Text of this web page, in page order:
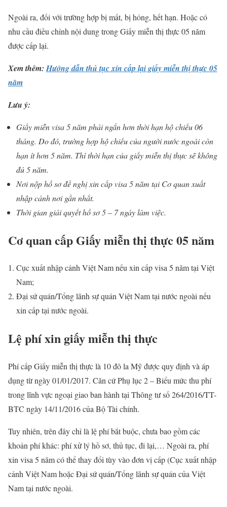
Ngoài ra, đối với trường hợp bị mất, bị hỏng, hết hạn. Hoặc có
nhu cầu điều chỉnh nội dung trong Giấy miễn thị thực 05 năm
được cấp lại.
Xem thêm:Hướng dẫn thủ tục xin cấp lại giấy miễn thị thực 05
năm
Lưu ý:
Giấy miễn visa 5 năm phải ngắn hơn thời hạn hộ chiếu 06
tháng. Do đó, trường hợp hộ chiếu của người nước ngoài còn
hạn ít hơn 5 năm. Thì thời hạn của giấy miễn thị thực sẽ không
đủ 5 năm.
Nơi nộp hồ sơ đề nghị xin cấp visa 5 năm tại Cơ quan xuất
nhập cảnh nơi gần nhất.
Thời gian giải quyết hồ sơ 5 – 7 ngày làm việc.
Cơ quan cấp Giấy miễn thị thực 05 năm
Cục xuất nhập cảnh Việt Nam nếu xin cấp visa 5 năm tại Việt
Nam;
Đại sứ quán/Tổng lãnh sự quán Việt Nam tại nước ngoài nếu
xin cấp tại nước ngoài.
Lệ phí xin giấy miễn thị thực
Phí cấp Giấy miễn thị thực là 10 đô la Mỹ được quy định và áp
dụng từ ngày 01/01/2017. Căn cứ Phụ lục 2 – Biểu mức thu phí
trong lĩnh vực ngoại giao ban hành tại Thông tư số 264/2016/TT-
BTC ngày 14/11/2016 của Bộ Tài chính.
Tuy nhiên, trên đây chỉ là lệ phí bắt buộc, chưa bao gồm các
khoản phí khác: phí xử lý hồ sơ, thủ tục, đi lại,… Ngoài ra, phí
xin visa 5 năm có thể thay đổi tùy vào đơn vị cấp (Cục xuất nhập
cảnh Việt Nam hoặc Đại sứ quán/Tổng lãnh sự quán của Việt
Nam tại nước ngoài.